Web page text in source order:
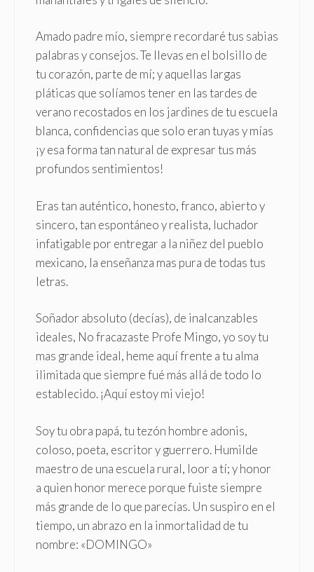
Amado padre mío, siempre recordaré tus sabias
palabras y consejos. Te llevas en el bolsillo de
tu corazón, parte de mí; y aquellas largas
pláticas que solíamos tener en las tardes de
verano recostados en los jardines de tu escuela
blanca, confidencias que solo eran tuyas y mías
¡y esa forma tan natural de expresar tus más
profundos sentimientos!
Eras tan auténtico, honesto, franco, abierto y
sincero, tan espontáneo y realista, luchador
infatigable por entregar a la niñez del pueblo
mexicano, la enseñanza mas pura de todas tus
letras.
Soñador absoluto (decías), de inalcanzables
ideales, No fracazaste Profe Mingo, yo soy tu
mas grande ideal, heme aquí frente a tu alma
ilimitada que siempre fué más allá de todo lo
establecido. ¡Aquí estoy mi viejo!
Soy tu obra papá, tu tezón hombre adonis,
coloso, poeta, escritor y guerrero. Humilde
maestro de una escuela rural, loor a tí; y honor
a quien honor merece porque fuiste siempre
más grande de lo que parecías. Un suspiro en el
tiempo, un abrazo en la inmortalidad de tu
nombre: «DOMINGO»